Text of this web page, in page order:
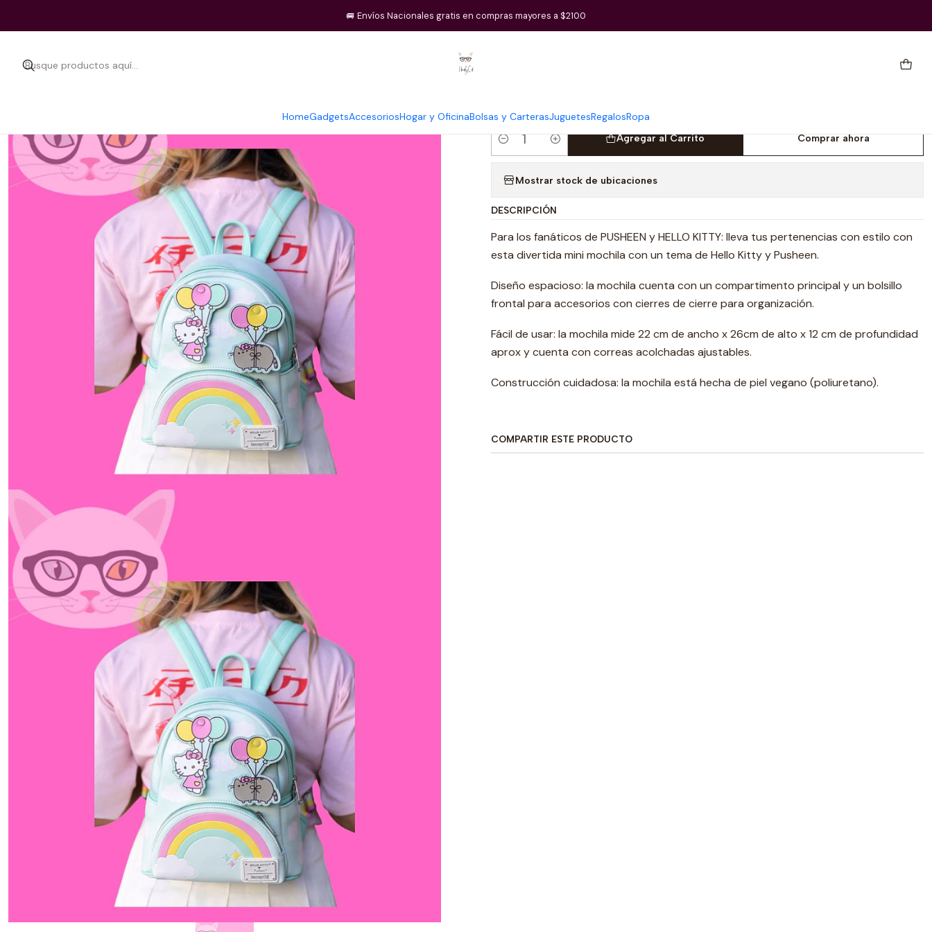
HomeGadgetsAccesoriosHogar y OficinaBolsas y CarterasJuguetesRegalosRopa
🚐 Envíos Nacionales gratis en compras mayores a $2100
Pusheen Mini mochila Pusheen X Hello Kitty BalloonsRainbow
Cantidad
Agregar al Carrito Comprar ahora
Mostrar stock de ubicaciones
DESCRIPCIÓN
Para los fanáticos de PUSHEEN y HELLO KITTY: lleva tus pertenencias con estilo con
esta divertida mini mochila con un tema de Hello Kitty y Pusheen.
Diseño espacioso: la mochila cuenta con un compartimento principal y un bolsillo
frontal para accesorios con cierres de cierre para organización.
Fácil de usar: la mochila mide 22 cm de ancho x 26cm de alto x 12 cm de profundidad
aprox y cuenta con correas acolchadas ajustables.
Construcción cuidadosa: la mochila está hecha de piel vegano (poliuretano).
COMPARTIR ESTE PRODUCTO